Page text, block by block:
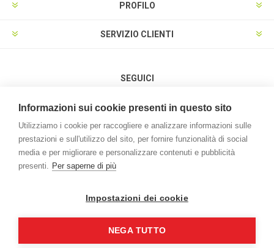
PROFILO
SERVIZIO CLIENTI
SEGUICI
METODI DI PAGAMENTO
Powered bynopCommerce
Credits:vulcanoteam.it
Informazioni sui cookie presenti in questo sito
Utilizziamo i cookie per raccogliere e analizzare informazioni sulle
prestazioni e sull'utilizzo del sito, per fornire funzionalità di social
media e per migliorare e personalizzare contenuti e pubblicità
presenti. Per saperne di più
Impostazioni dei cookie
NEGA TUTTO